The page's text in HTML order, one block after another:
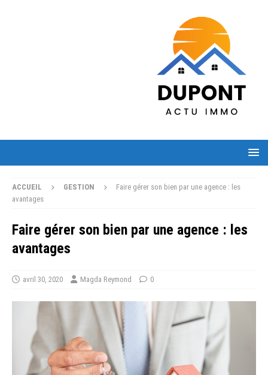
ACCUEIL GESTION
Faire gérer son bien par une agence : les
avantages
Faire gérer son bien par une agence : les
avantages
avril 30, 2020 Magda Reymond 0